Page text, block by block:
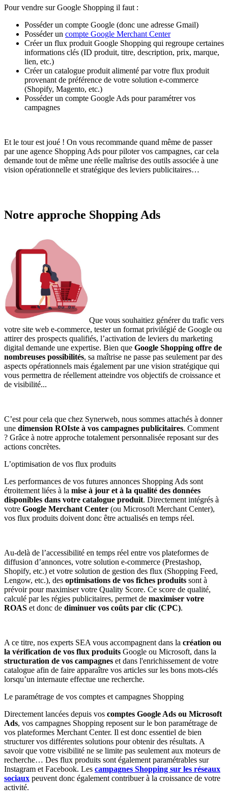
Pour vendre sur Google Shopping il faut :
Posséder un compte Google (donc une adresse Gmail)
Posséder un compte Google Merchant Center
Créer un flux produit Google Shopping qui regroupe certaines
informations clés (ID produit, titre, description, prix, marque,
lien, etc.)
Créer un catalogue produit alimenté par votre flux produit
provenant de préférence de votre solution e-commerce
(Shopify, Magento, etc.)
Posséder un compte Google Ads pour paramétrer vos
campagnes
Et le tour est joué ! On vous recommande quand même de passer
par une agence Shopping Ads pour piloter vos campagnes, car cela
demande tout de même une réelle maîtrise des outils associée à une
vision opérationnelle et stratégique des leviers publicitaires…
Notre approche Shopping Ads
Que vous souhaitiez générer du trafic vers
votre site web e-commerce, tester un format privilégié de Google ou
attirer des prospects qualifiés, l’activation de leviers du marketing
digital demande une expertise. Bien que Google Shopping offre de
nombreuses possibilités, sa maîtrise ne passe pas seulement par des
aspects opérationnels mais également par une vision stratégique qui
vous permettra de réellement atteindre vos objectifs de croissance et
de visibilité...
C’est pour cela que chez Synerweb, nous sommes attachés à donner
une dimension ROIste à vos campagnes publicitaires. Comment
? Grâce à notre approche totalement personnalisée reposant sur des
actions concrètes.
L’optimisation de vos flux produits
Les performances de vos futures annonces Shopping Ads sont
étroitement liées à la mise à jour et à la qualité des données
disponibles dans votre catalogue produit. Directement intégrés à
votre Google Merchant Center (ou Microsoft Merchant Center),
vos flux produits doivent donc être actualisés en temps réel.
Au-delà de l’accessibilité en temps réel entre vos plateformes de
diffusion d’annonces, votre solution e-commerce (Prestashop,
Shopify, etc.) et votre solution de gestion des flux (Shopping Feed,
Lengow, etc.), des optimisations de vos fiches produits sont à
prévoir pour maximiser votre Quality Score. Ce score de qualité,
calculé par les régies publicitaires, permet de maximiser votre
ROAS et donc de diminuer vos coûts par clic (CPC).
A ce titre, nos experts SEA vous accompagnent dans la création ou
la vérification de vos flux produits Google ou Microsoft, dans la
structuration de vos campagnes et dans l'enrichissement de votre
catalogue afin de faire apparaître vos articles sur les bons mots-clés
lorsqu’un internaute effectue une recherche.
Le paramétrage de vos comptes et campagnes Shopping
Directement lancées depuis vos comptes Google Ads ou Microsoft
Ads, vos campagnes Shopping reposent sur le bon paramétrage de
vos plateformes Merchant Center. Il est donc essentiel de bien
structurer vos différentes solutions pour obtenir des résultats. A
savoir que votre visibilité ne se limite pas seulement aux moteurs de
recherche… Des flux produits sont également paramétrables sur
Instagram et Facebook. Les campagnes Shopping sur les réseaux
sociaux peuvent donc également contribuer à la croissance de votre
activité.